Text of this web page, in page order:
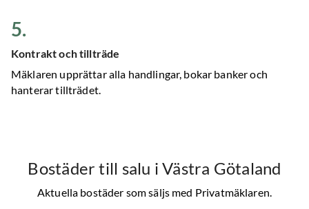
5.
Kontrakt och tillträde
Mäklaren upprättar alla handlingar, bokar banker och
hanterar tillträdet.
Bostäder till salu i Västra Götaland
Aktuella bostäder som säljs med Privatmäklaren.